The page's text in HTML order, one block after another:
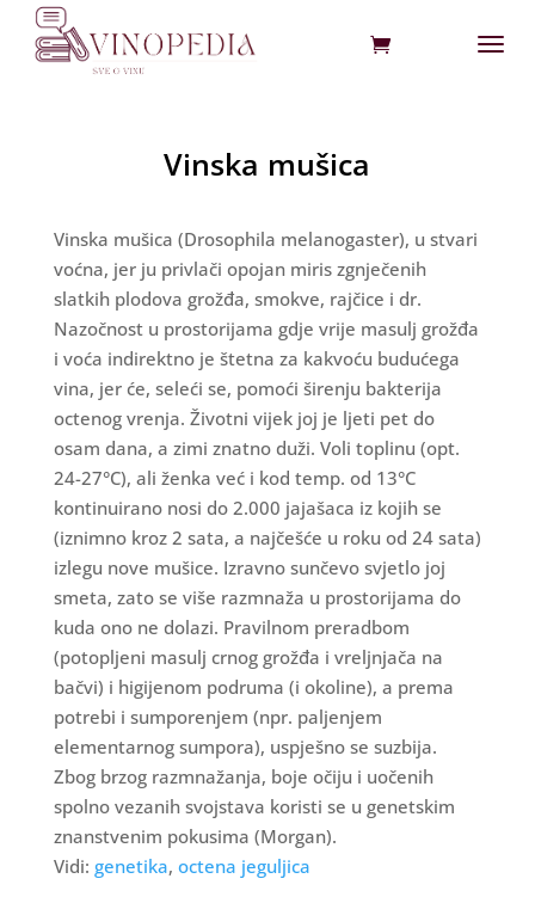
Vinska mušica
Vinska mušica (Drosophila melanogaster), u stvari
voćna, jer ju privlači opojan miris zgnječenih
slatkih plodova grožđa, smokve, rajčice i dr.
Nazočnost u prostorijama gdje vrije masulj grožđa
i voća indirektno je štetna za kakvoću budućega
vina, jer će, seleći se, pomoći širenju bakterija
octenog vrenja. Životni vijek joj je ljeti pet do
osam dana, a zimi znatno duži. Voli toplinu (opt.
24-27°C), ali ženka već i kod temp. od 13°C
kontinuirano nosi do 2.000 jajašaca iz kojih se
(iznimno kroz 2 sata, a najčešće u roku od 24 sata)
izlegu nove mušice. Izravno sunčevo svjetlo joj
smeta, zato se više razmnaža u prostorijama do
kuda ono ne dolazi. Pravilnom preradbom
(potopljeni masulj crnog grožđa i vreljnjača na
bačvi) i higijenom podruma (i okoline), a prema
potrebi i sumporenjem (npr. paljenjem
elementarnog sumpora), uspješno se suzbija.
Zbog brzog razmnažanja, boje očiju i uočenih
spolno vezanih svojstava koristi se u genetskim
znanstvenim pokusima (Morgan).
Vidi: genetika, octena jeguljica